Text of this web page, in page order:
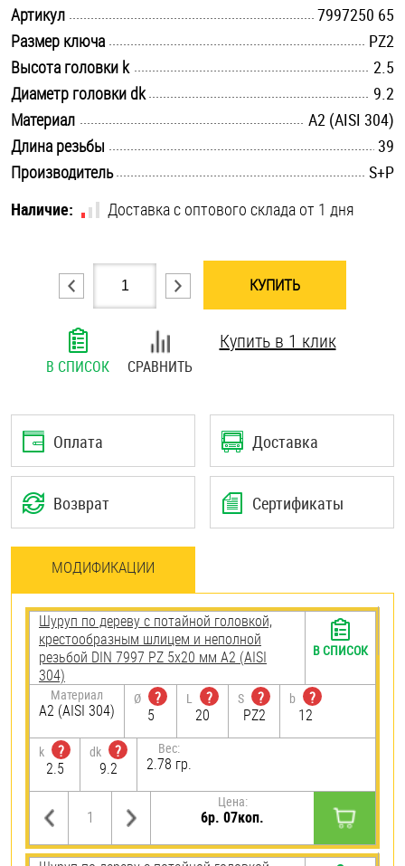
Хомуты
Шайбы
Шпильки
Шплинты
Штифты и пальцы
Артикул
7997250 65
Размер ключа
PZ2
Высота головки k
2.5
Диаметр головки dk
9.2
Материал
А2 (AISI 304)
Длина резьбы
39
Производитель
S+P
Наличие:
Доставка с оптового склада от 1 дня
КУПИТЬ
В СПИСОК СРАВНИТЬ
Купить в 1 клик
Оплата Доставка
Возврат Сертификаты
МОДИФИКАЦИИ
Шуруп по дереву с потайной головкой,
крестообразным шлицем и неполной
резьбой DIN 7997 PZ 5х20 мм А2 (AISI
304)
Материал
А2 (AISI 304)
Ø
?
5
L
?
20
S
?
PZ2
b
?
12
k
?
2.5
dk
?
9.2
Вес:
2.78 гр.
Цена:
6р. 07коп.
В СПИСОК